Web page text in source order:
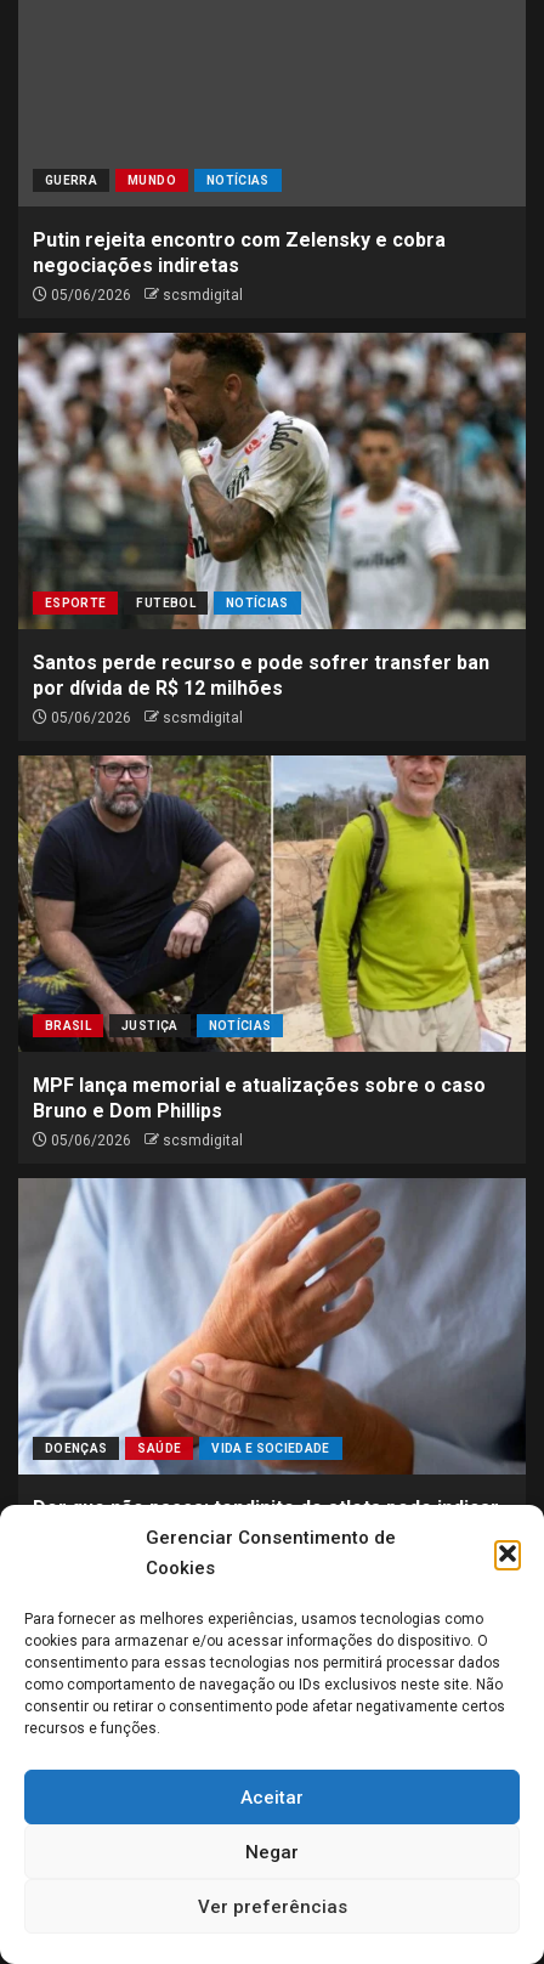
Gerenciar Consentimento de
Cookies
Para fornecer as melhores experiências, usamos tecnologias como
cookies para armazenar e/ou acessar informações do dispositivo. O
consentimento para essas tecnologias nos permitirá processar dados
como comportamento de navegação ou IDs exclusivos neste site. Não
consentir ou retirar o consentimento pode afetar negativamente certos
recursos e funções.
Aceitar
Negar
Ver preferências
GUERRA MUNDO NOTÍCIAS
Putin rejeita encontro com Zelensky e cobra
negociações indiretas
05/06/2026 scsmdigital
ESPORTE FUTEBOL NOTÍCIAS
Santos perde recurso e pode sofrer transfer ban
por dívida de R$ 12 milhões
05/06/2026 scsmdigital
BRASIL JUSTIÇA NOTÍCIAS
MPF lança memorial e atualizações sobre o caso
Bruno e Dom Phillips
05/06/2026 scsmdigital
DOENÇAS SAÚDE VIDA E SOCIEDADE
Dor que não passa: tendinite do atleta pode indicar
algo mais sério
scsmdigital
Previous 1 2 3 4 5 … 50 Next
CALDAS NOVAS
CIDADES